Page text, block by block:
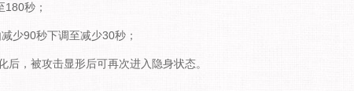
秒；
少90秒下调至减少30秒；
，被攻击显形后可再次进入隐身状态。